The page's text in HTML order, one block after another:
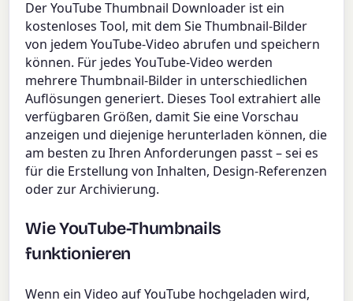
Der YouTube Thumbnail Downloader ist ein
kostenloses Tool, mit dem Sie Thumbnail-Bilder
von jedem YouTube-Video abrufen und speichern
können. Für jedes YouTube-Video werden
mehrere Thumbnail-Bilder in unterschiedlichen
Auflösungen generiert. Dieses Tool extrahiert alle
verfügbaren Größen, damit Sie eine Vorschau
anzeigen und diejenige herunterladen können, die
am besten zu Ihren Anforderungen passt – sei es
für die Erstellung von Inhalten, Design-Referenzen
oder zur Archivierung.
Wie YouTube-Thumbnails
funktionieren
Wenn ein Video auf YouTube hochgeladen wird,